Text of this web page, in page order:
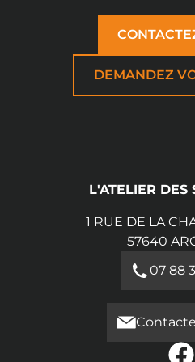
expertise au service
professionnels dans
revêtement de sol,
techniques avancées
personnalisés pour
DEMANDEZ
L'ATELIER DES
1 RUE DE LA
57640
07 88 3